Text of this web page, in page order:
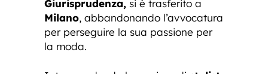
Giurisprudenza, si è trasferito a
Milano, abbandonando l’avvocatura
per perseguire la sua passione per
la moda.